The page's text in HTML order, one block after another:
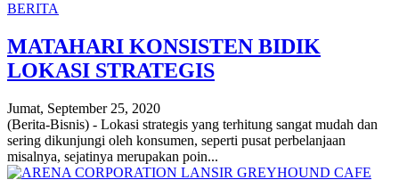
BERITA
MATAHARI KONSISTEN BIDIK
LOKASI STRATEGIS
Jumat, September 25, 2020
(Berita-Bisnis) - Lokasi strategis yang terhitung sangat mudah dan
sering dikunjungi oleh konsumen, seperti pusat perbelanjaan
misalnya, sejatinya merupakan poin...